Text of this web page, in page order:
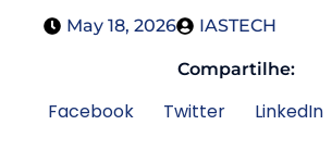
May 18, 2026 IASTECH
Compartilhe:
Facebook Twitter LinkedIn